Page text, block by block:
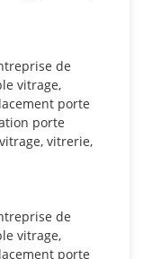
de
vitrage,
porte
porte
, vitrerie,
de
vitrage,
porte